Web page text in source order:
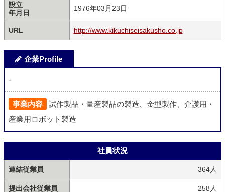
設立
年月日
1976年03月23日
URL http://www.kikuchiseisakusho.co.jp
企業Profile
-
事業内容
試作製品・量産製品の製造、金型製作、介護用・
産業用ロボット製造
社員状況
連結従業員 364人
提出会社従業員 258人